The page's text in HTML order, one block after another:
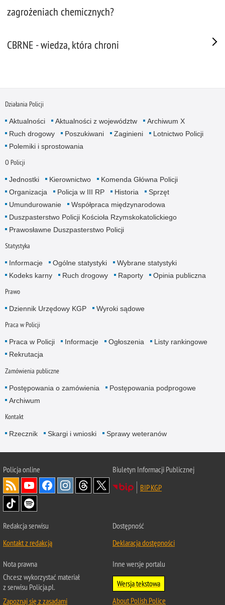
zagrożeniach chemicznych?
CBRNE - wiedza, która chroni
Działania Policji
Aktualności Aktualności z województw
Archiwum X
Ruch drogowy
Poszukiwani Zaginieni
Lotnictwo Policji
Polemiki i sprostowania
O Policji
Jednostki Kierownictwo
Komenda Główna Policji
Organizacja
Policja w III RP Historia
Sprzęt
Umundurowanie
Współpraca międzynarodowa
Duszpasterstwo Policji Kościoła Rzymskokatolickiego
Prawosławne Duszpasterstwo Policji
Statystyka
Informacje Ogólne statystyki
Wybrane statystyki
Kodeks karny
Ruch drogowy Raporty Opinia publiczna
Prawo
Dziennik Urzędowy KGP Wyroki sądowe
Praca w Policji
Praca w Policji Informacje Ogłoszenia
Listy rankingowe
Rekrutacja
Zamówienia publiczne
Postępowania o zamówienia
Postępowania podprogowe
Archiwum
Kontakt
Rzecznik Skargi i wnioski Sprawy weteranów
Policjaonline
Biuletyn Informacji Publicznej
BIP KGP
Redakcja serwisu
Kontakt z redakcją
Dostępność
Deklaracja dostępności
Nota prawna
Chcesz wykorzystać materiał
z serwisu Policja.pl.
Zapoznaj się z zasadami
Inne wersje portalu
Wersja tekstowa
About Polish Police